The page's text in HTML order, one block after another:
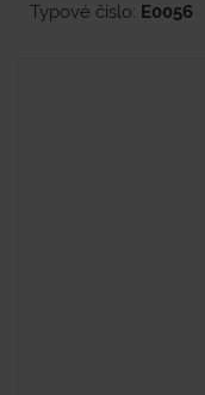
Typové číslo: E0056